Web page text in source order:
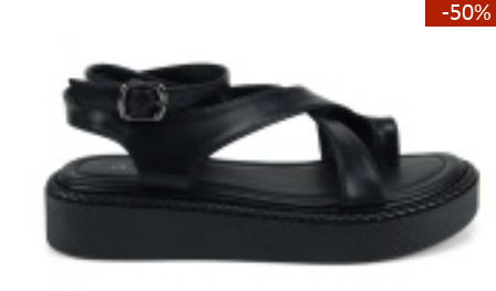
-50%